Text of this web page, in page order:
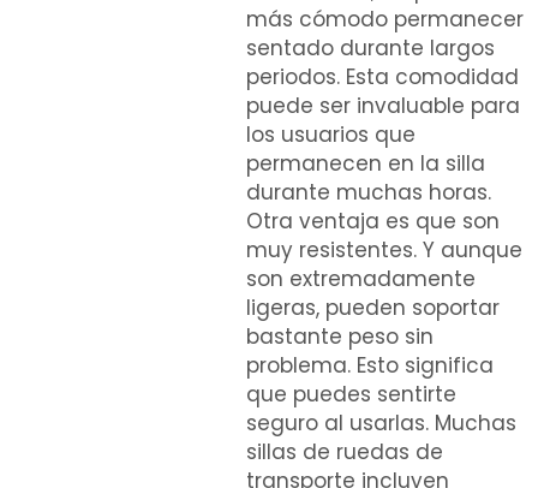
más cómodo permanecer
sentado durante largos
periodos. Esta comodidad
puede ser invaluable para
los usuarios que
permanecen en la silla
durante muchas horas.
Otra ventaja es que son
muy resistentes. Y aunque
son extremadamente
ligeras, pueden soportar
bastante peso sin
problema. Esto significa
que puedes sentirte
seguro al usarlas. Muchas
sillas de ruedas de
transporte incluyen